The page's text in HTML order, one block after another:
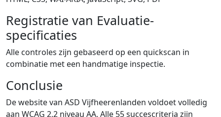
Registratie van Evaluatie-
specificaties
Alle controles zijn gebaseerd op een quickscan in
combinatie met een handmatige inspectie.
Conclusie
De website van ASD Vijfheerenlanden voldoet volledig
aan WCAG 2.2 niveau AA. Alle 55 succescriteria zijn